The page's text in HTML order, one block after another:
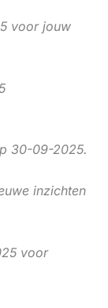
voor jouw
30-09-2025.
inzichten
voor